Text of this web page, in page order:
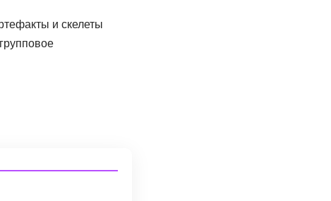
и скелеты